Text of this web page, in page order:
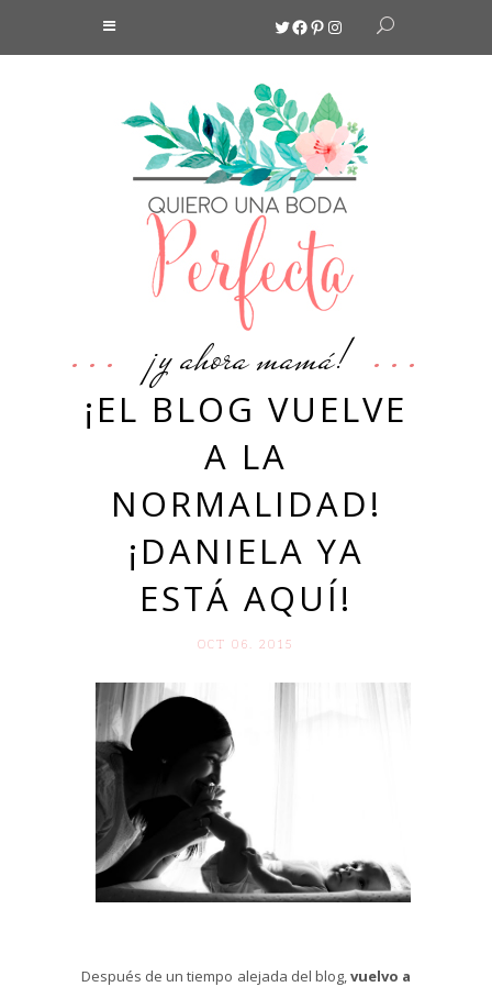
Twitter
Facebook
Pinterest
Instagram
¡y ahora mamá!
¡EL BLOG VUELVE
A LA
NORMALIDAD!
¡DANIELA YA
ESTÁ AQUÍ!
OCT 06. 2015
Después de un tiempo alejada del blog,vuelvo a